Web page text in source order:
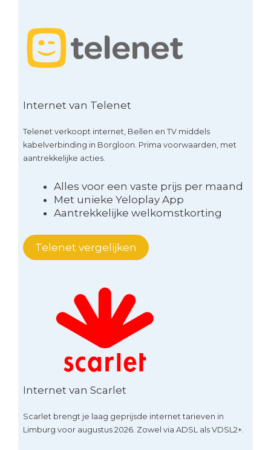
Internet van Telenet
Telenet verkoopt internet, Bellen en TV middels
kabelverbinding in Borgloon. Prima voorwaarden, met
aantrekkelijke acties.
Alles voor een vaste prijs per maand
Met unieke Yeloplay App
Aantrekkelijke welkomstkorting
Telenet vergelijken
Internet van Scarlet
Scarlet brengt je laag geprijsde internet tarieven in
Limburg voor augustus 2026. Zowel via ADSL als VDSL2+.